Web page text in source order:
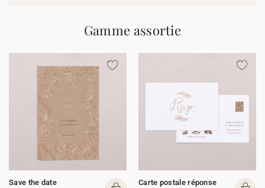
Gamme assortie
Save the date
Carte postale réponse